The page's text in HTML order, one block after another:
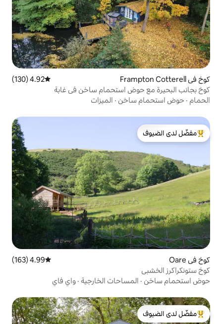
متوسط التقييم 4.92 من 5، 130 مراجعات
4.92 (130)
استحمام ساخن في غابة
·الميزات
الضيوف
الخارجية· واي فاي
الضيوف